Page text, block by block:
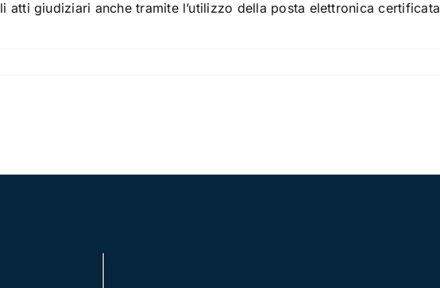
atti giudiziari anche tramite l’utilizzo della posta elettronica certificata